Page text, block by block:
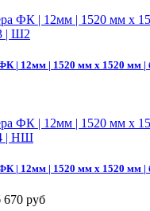
| 12мм | 1520 мм х 1520 мм |
| 12мм | 1520 мм х 1520 мм |
670 руб